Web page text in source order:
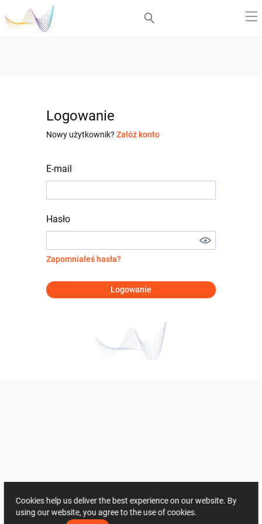
Logowanie
Nowy użytkownik? Załóż konto
E-mail
Hasło
Zapomniałeś hasła?
Logowanie
Cookies help us deliver the best experience on our website. By
using our website, you agree to the use of cookies.